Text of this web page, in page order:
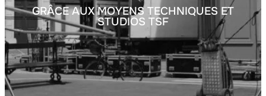
GRÂCE AUX MOYENS TECHNIQUES ET
STUDIOS TSF